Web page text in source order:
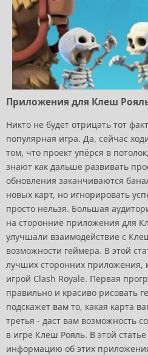
Приложения для Клеш
Никто не будет отрицать тот
популярная игра. Да, сейчас
том, что проект упёрся в
знают как дальше развивать
обновления заканчиваются
новых карт, но игнорировать
просто нельзя. Большая
на сторонние приложения для
улучшали взаимодействие с
возможности геймера. В этой
лучших сторонних приложения,
игрой Clash Royale. Первая
правильно и красиво рисовать
подскажет вам то, какая карта
третья - даст вам возможность
в игре Клеш Рояль. В этой
информацию об этих